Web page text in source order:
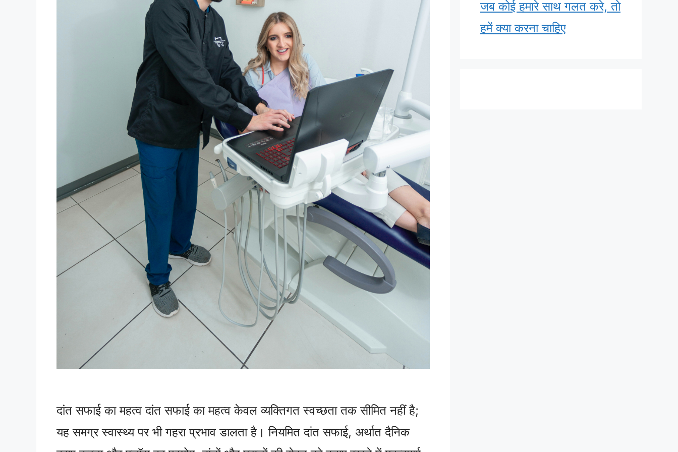
दांत सफाई का महत्व दांत सफाई का महत्व केवल व्यक्तिगत स्वच्छता तक सीमित नहीं है;
यह समग्र स्वास्थ्य पर भी गहरा प्रभाव डालता है। नियमित दांत सफाई, अर्थात दैनिक
जब कोई हमारे साथ गलत करे, तो
हमें क्या करना चाहिए